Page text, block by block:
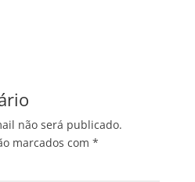
não será publicado.
marcados com *